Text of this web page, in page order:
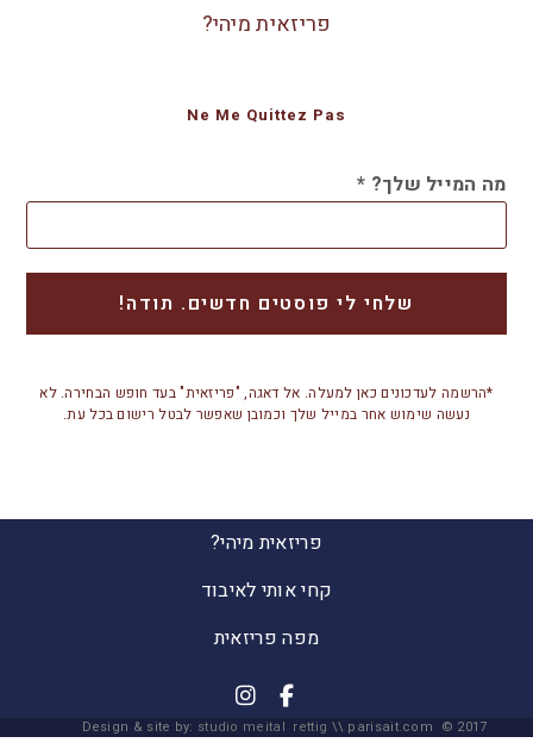
פריזאית מיהי?
Ne Me Quittez Pas
מה המייל שלך? *
*הרשמה לעדכונים כאן למעלה. אל דאגה, "פריזאית" בעד חופש הבחירה. לא
נעשה שימוש אחר במייל שלך וכמובן שאפשר לבטל רישום בכל עת.
פריזאית מיהי?
קחי אותי לאיבוד
מפה פריזאית
Design & site by: studio meital rettig \\ parisait.com © 2017